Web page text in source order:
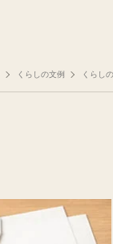
くらしの文例 くらし